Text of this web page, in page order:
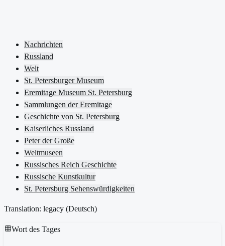
Nachrichten
Russland
Welt
St. Petersburger Museum
Eremitage Museum St. Petersburg
Sammlungen der Eremitage
Geschichte von St. Petersburg
Kaiserliches Russland
Peter der Große
Weltmuseen
Russisches Reich Geschichte
Russische Kunstkultur
St. Petersburg Sehenswürdigkeiten
Translation: legacy (Deutsch)
Wort des Tages